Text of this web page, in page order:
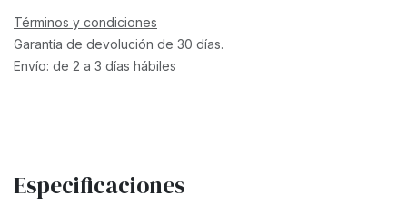
Términos y condiciones
Garantía de devolución de 30 días.
Envío: de 2 a 3 días hábiles
Especificaciones